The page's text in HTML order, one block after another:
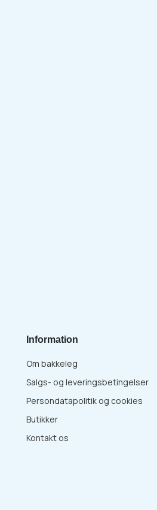
Information
Om bakkeleg
Salgs- og leveringsbetingelser
Persondatapolitik og cookies
Butikker
Kontakt os